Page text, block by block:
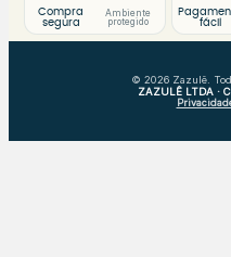
Compra
segura
Ambiente
protegido
fácil
© 2026 Zazulê.
ZAZULÊ LTDA ·